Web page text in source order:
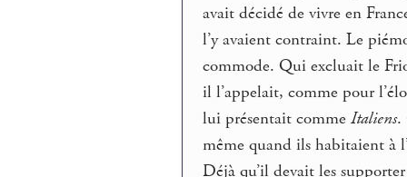
avait décidé de vivre en
l’y avaient contraint. Le
commode. Qui excluait le
il l’appelait, comme pour
lui présentait commeItaliens.
même quand ils habitaient à
Déjà qu’il devait les